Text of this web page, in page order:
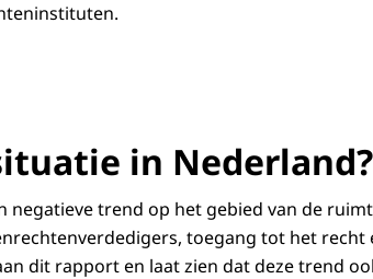
in Nederland?
negatieve trend op het gebied van de
toegang tot het recht
dit rapport en laat zien dat deze trend